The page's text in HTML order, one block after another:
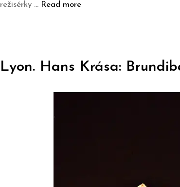
režisérky … Read more
Lyon. Hans Krása: